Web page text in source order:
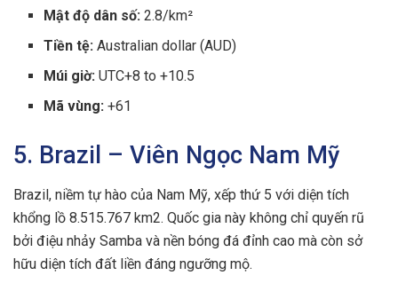
Mật độ dân số: 2.8/km²
Tiền tệ: Australian dollar (AUD)
Múi giờ: UTC+8 to +10.5
Mã vùng: +61
5. Brazil – Viên Ngọc Nam Mỹ
Brazil, niềm tự hào của Nam Mỹ, xếp thứ 5 với diện tích
khổng lồ 8.515.767 km2. Quốc gia này không chỉ quyến rũ
bởi điệu nhảy Samba và nền bóng đá đỉnh cao mà còn sở
hữu diện tích đất liền đáng ngưỡng mộ.